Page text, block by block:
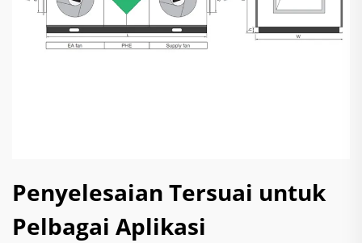
Penyelesaian Tersuai untuk
Pelbagai Aplikasi